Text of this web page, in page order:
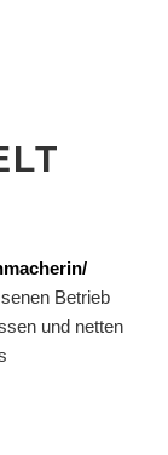
Betrieb
und netten